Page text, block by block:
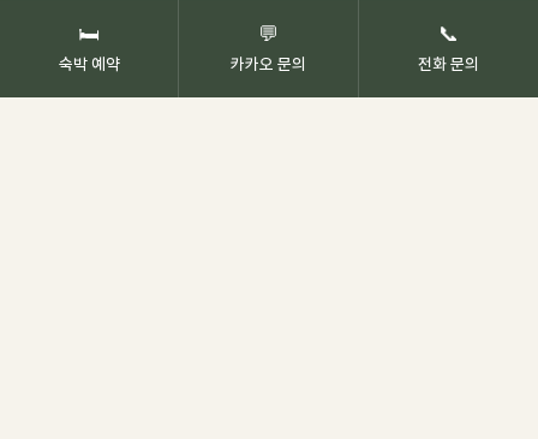
🛏
숙박 예약
💬
카카오 문의
📞
전화 문의